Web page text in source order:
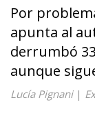
Por
apunta al
derrumbó
aunque
Lucía Pignani|